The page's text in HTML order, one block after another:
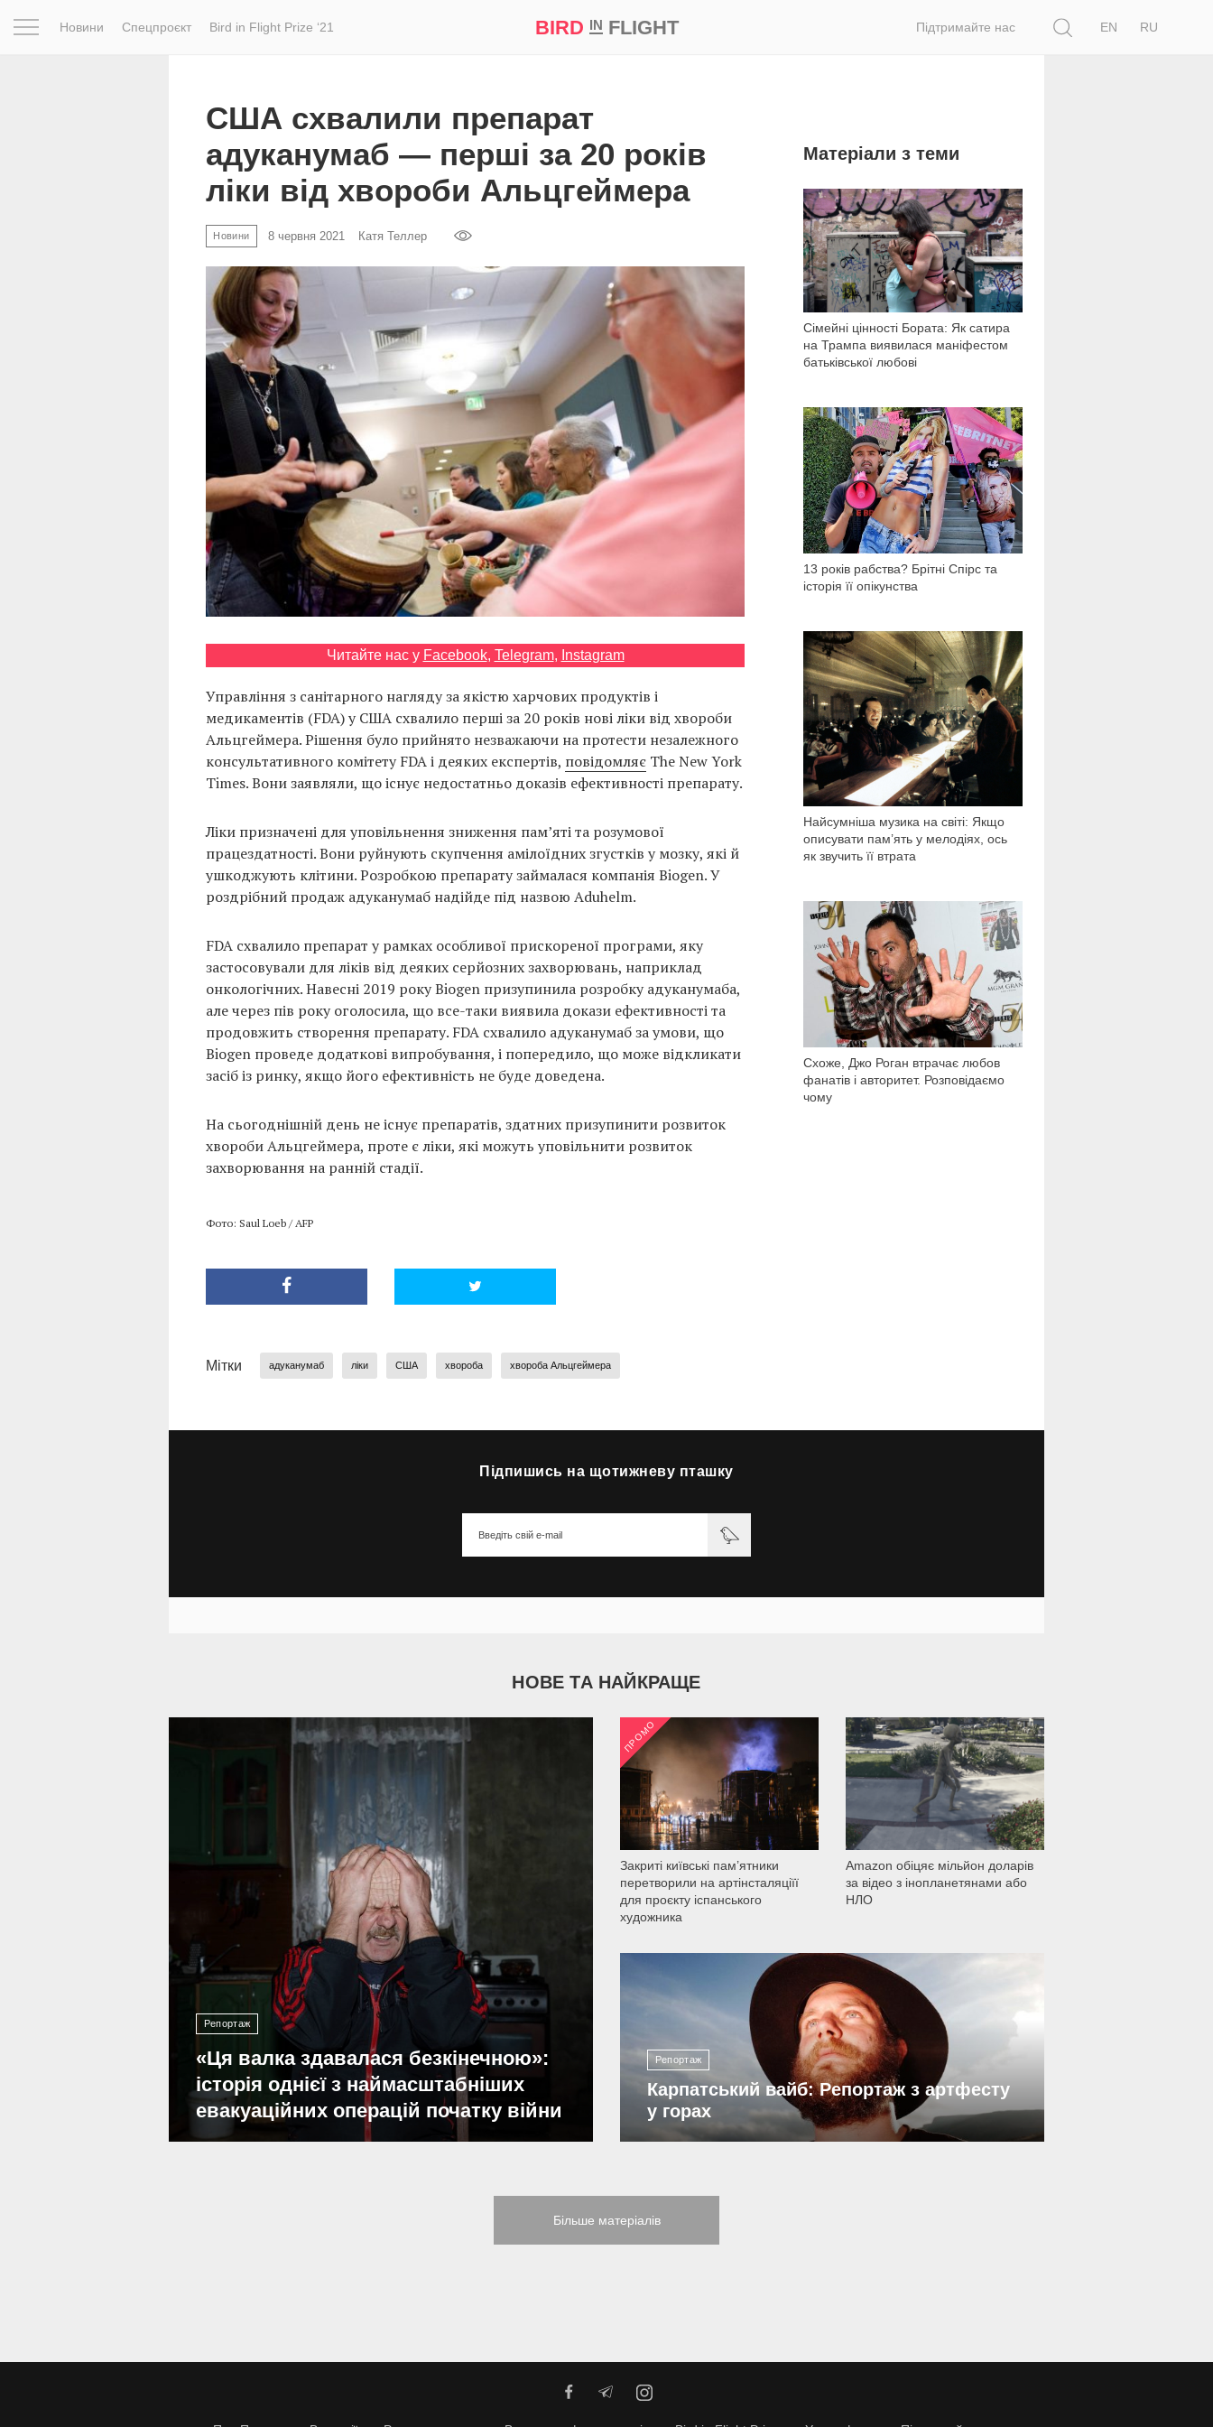
Новини Спецпроєкт Bird in Flight Prize ‘21 BIRD INFLIGHT Підтримайте нас
EN
RU
США схвалили препарат
адуканумаб — перші за 20 років
ліки від хвороби Альцгеймера
Новини 8 червня 2021 Катя Теллер
Читайте нас у Facebook, Telegram, Instagram
Управління з санітарного нагляду за якістю харчових продуктів і
медикаментів (FDA) у США схвалило перші за 20 років нові ліки від хвороби
Альцгеймера. Рішення було прийнято незважаючи на протести незалежного
консультативного комітету FDA і деяких експертів, повідомляєThe New York
Times. Вони заявляли, що існує недостатньо доказів ефективності препарату.
Ліки призначені для уповільнення зниження пам’яті та розумової
працездатності. Вони руйнують скупчення амілоїдних згустків у мозку, які й
ушкоджують клітини. Розробкою препарату займалася компанія Biogen. У
роздрібний продаж адуканумаб надійде під назвою Aduhelm.
FDA схвалило препарат у рамках особливої ​​прискореної програми, яку
застосовували для ліків від деяких серйозних захворювань, наприклад
онкологічних. Навесні 2019 року Biogen призупинила розробку адуканумаба,
але через пів року оголосила, що все-таки виявила докази ефективності та
продовжить створення препарату. FDA схвалило адуканумаб за умови, що
Biogen проведе додаткові випробування, і попередило, що може відкликати
засіб із ринку, якщо його ефективність не буде доведена.
На сьогоднішній день не існує препаратів, здатних призупинити розвиток
хвороби Альцгеймера, проте є ліки, які можуть уповільнити розвиток
захворювання на ранній стадії.
Фото: Saul Loeb / AFP
Мітки адуканумаб ліки США хвороба хвороба Альцгеймера
Матеріали з теми
Сімейні цінності Бората: Як сатира
на Трампа виявилася маніфестом
батьківської любові
2 257
13 років рабства? Брітні Спірс та
історія її опікунства
37 128
Найсумніша музика на світі: Якщо
описувати пам’ять у мелодіях, ось
як звучить її втрата
9 763
Схоже, Джо Роган втрачає любов
фанатів і авторитет. Розповідаємо
чому
4 030
Підпишись на щотижневу пташку
НОВЕ ТА НАЙКРАЩЕ
Репортаж
«Ця валка здавалася безкінечною»:
історія однієї з наймасштабніших
евакуаційних операцій початку війни
ПРОМО
Закриті київські пам’ятники
перетворили на артінсталяціїї
для проєкту іспанського
художника
2 035
Amazon обіцяє мільйон доларів
за відео з інопланетянами або
НЛО
1 501
Репортаж
Карпатський вайб: Репортаж з артфесту
у горах
Більше матеріалів